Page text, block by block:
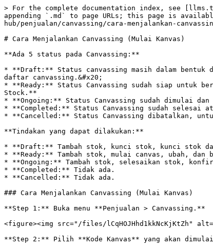
> For the complete documentation index, see
appending `.md` to page URLs; this page is
hub/penjualan/canvassing/cara-menjalankan-
# Cara Menjalankan Canvassing (Mulai Kanvas)
**Ada 5 status pada Canvassing:**
* **Draft:** Status canvassing masih dalam bentuk
daftar canvassing.&#x20;
* **Ready:** Status Canvassing sudah siap untuk
Stock.**
* **Ongoing:** Status Canvassing sudah dimulai
* **Completed:** Status Canvassing sudah selesai
* **Cancelled:** Status Canvassing dibatalkan,
**Tindakan yang dapat dilakukan:**
* **Draft:** Tambah stok, kunci stok, kunci stok
* **Ready:** Tambah stok, mulai canvas, ubah, dan
* **Ongoing:** Tambah stok, selesaikan stok,
* **Completed:** Tidak ada.
* **Cancelled:** Tidak ada.
### Cara Menjalankan Canvassing (Mulai Kanvas)
**Step 1:** Buka menu **Penjualan > Canvassing.**
<figure><img src="/files/lCqHOJHhd1kkNcKjKtZh"
**Step 2:** Pilih **Kode Kanvas** yang akan